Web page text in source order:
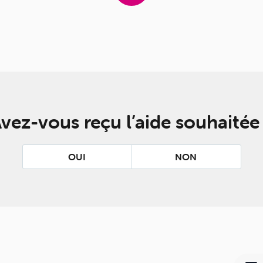
vous reçu l’aide souhaitée
OUI NON